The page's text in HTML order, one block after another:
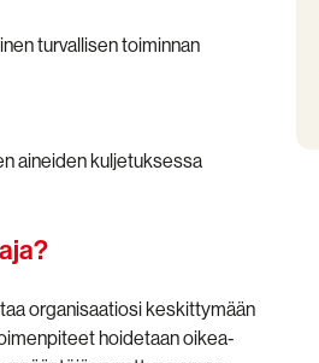
turvallisen toiminnan
aineiden kuljetuksessa
organisaatiosi keskittymään
hoidetaan oikea-